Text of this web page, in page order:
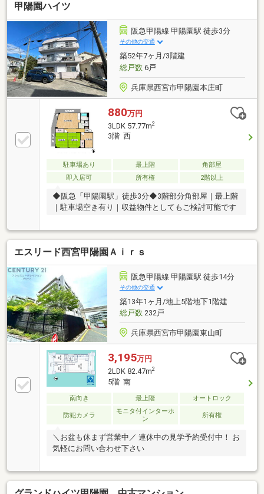
甲陽園ハイツ
阪急甲陽線 甲陽園駅 徒歩3分
その他の交通
築52年7ヶ月/3階建
総戸数6戸
兵庫県西宮市甲陽園本庄町
880万円
3LDK 57.77m2
3階 西
駐車場あり 最上階
角部屋
即入居可
所有権 2階以上
◆阪急「甲陽園駅」徒歩3分◆3階部分角部屋｜最上階
｜駐車場空き有り｜収益物件としてもご検討可能です
エスリード西宮甲陽園Ａｉｒｓ
阪急甲陽線 甲陽園駅 徒歩14分
その他の交通
築13年1ヶ月/地上5階地下1階建
総戸数232戸
兵庫県西宮市甲陽園東山町
3,195万円
2LDK 82.47m2
5階 南
南向き 最上階 オートロック
防犯カメラ
モニタ付インターホ
ン
所有権
＼お盆も休まず営業中／ 連休中の見学予約受付中！ お
気軽にお問い合わせ下さい